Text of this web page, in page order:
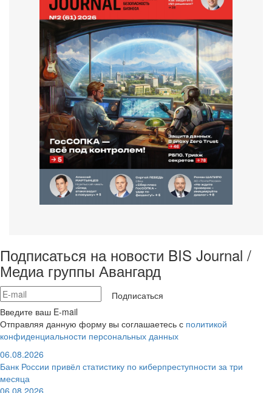
Подписаться на новости BIS Journal /
Медиа группы Авангард
Подписаться
Введите ваш E-mail
Отправляя данную форму вы соглашаетесь с политикой
конфиденциальности персональных данных
06.08.2026
Банк России привёл статистику по киберпреступности за три
месяца
06.08.2026